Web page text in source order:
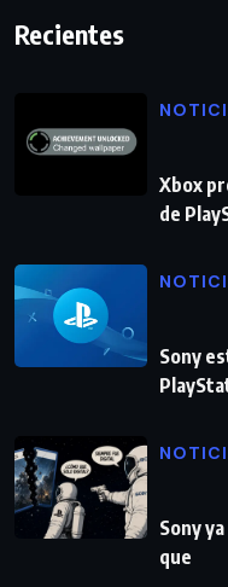
Recientes
Xbox
de
Sony
Sony
que